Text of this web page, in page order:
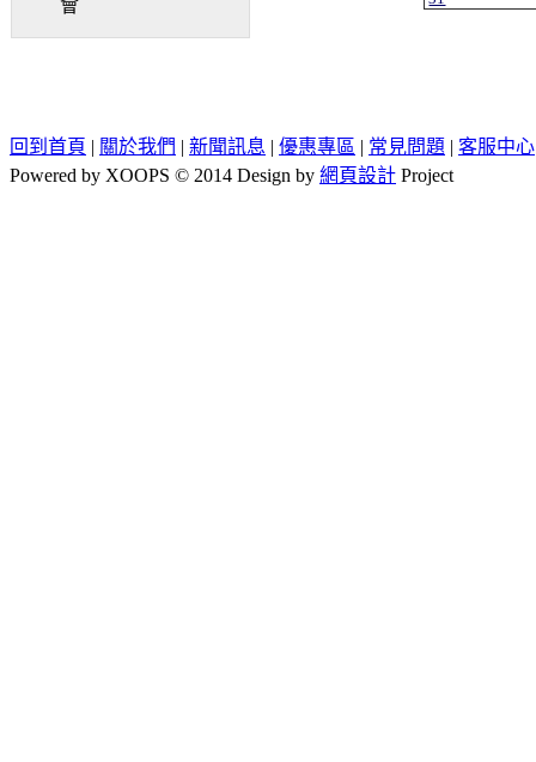
會
回到首頁 | 關於我們 | 新聞訊息 | 優惠專區 | 常見問題 | 客服中心
Powered by XOOPS © 2014 Design by 網頁設計 Project